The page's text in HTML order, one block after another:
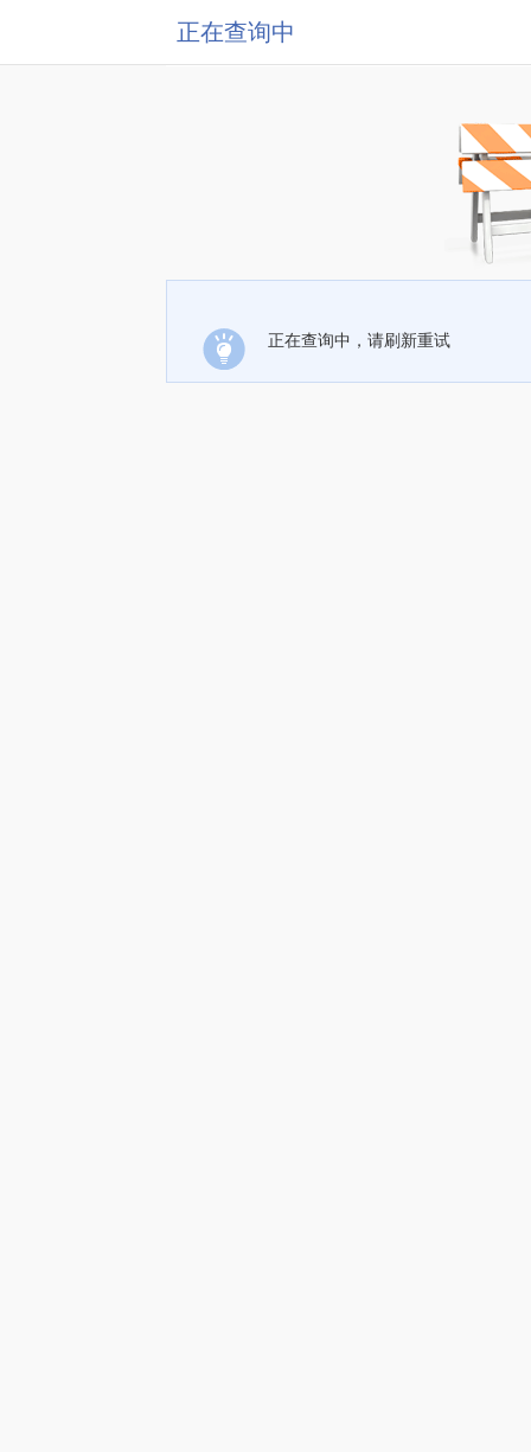
正在查询中
正在查询中，请刷新重试